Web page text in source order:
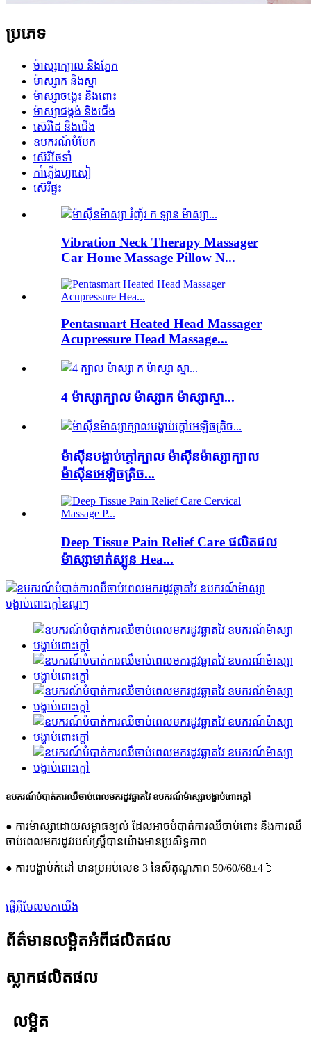
ប្រភេទ
ម៉ាស្សាក្បាល និងភ្នែក
ម៉ាស្សាក និងស្មា
ម៉ាស្សាចង្កេះ និងពោះ
ម៉ាស្សាជង្គង់ និងជើង
ស៊េរីដៃ និងជើង
ឧបករណ៍បំបែក
ស៊េរីថែទាំ
កាំភ្លើងហ្វាសៀ
ស៊េរីផ្ទះ
Vibration Neck Therapy Massager
Car Home Massage Pillow N...
Pentasmart Heated Head Massager
Acupressure Head Massage...
4 ម៉ាស្សាក្បាល ម៉ាស្សាក ម៉ាស្សាស្មា...
ម៉ាស៊ីនបង្ហាប់ក្តៅក្បាល ម៉ាសុីនម៉ាស្សាក្បាល
ម៉ាស៊ីនអេឡិចត្រិច...
Deep Tissue Pain Relief Care ផលិតផល
ម៉ាស្សាមាត់ស្បូន Hea...
ឧបករណ៍​បំបាត់​ការឈឺចាប់​ពេល​មក​រដូវ​ឆ្លាតវៃ ឧបករណ៍​ម៉ាស្សា​បង្ហាប់​ពោះ​ក្តៅ
● ការម៉ាស្សាដោយសម្ពាធខ្យល់ ដែលអាចបំបាត់ការឈឺចាប់ពោះ និងការឈឺ
ចាប់ពេលមករដូវរបស់ស្ត្រីបានយ៉ាងមានប្រសិទ្ធភាព
● ការបង្ហាប់កំដៅ មានប្រអប់លេខ 3 នៃសីតុណ្ហភាព 50/60/68±4 ℃
ផ្ញើអ៊ីមែលមកយើង
ព័ត៌មានលម្អិតអំពីផលិតផល
ស្លាកផលិតផល
លម្អិត